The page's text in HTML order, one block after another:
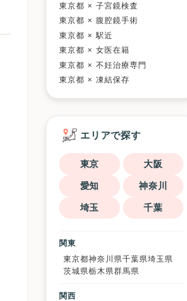
東京都 × 子宮鏡検査
東京都 × 腹腔鏡手術
東京都 × 駅近
東京都 × 女医在籍
東京都 × 不妊治療専門
東京都 × 凍結保存
エリアで探す
東京 大阪
愛知 神奈川
埼玉 千葉
関東
東京都神奈川県千葉県埼玉県
茨城県栃木県群馬県
関西